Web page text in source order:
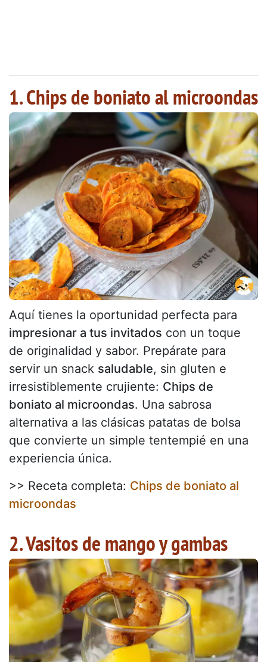
1. Chips de boniato al microondas
Aquí tienes la oportunidad perfecta para
impresionar a tus invitados con un toque
de originalidad y sabor. Prepárate para
servir un snack saludable, sin gluten e
irresistiblemente crujiente: Chips de
boniato al microondas. Una sabrosa
alternativa a las clásicas patatas de bolsa
que convierte un simple tentempié en una
experiencia única.
>> Receta completa: Chips de boniato al
microondas
2. Vasitos de mango y gambas